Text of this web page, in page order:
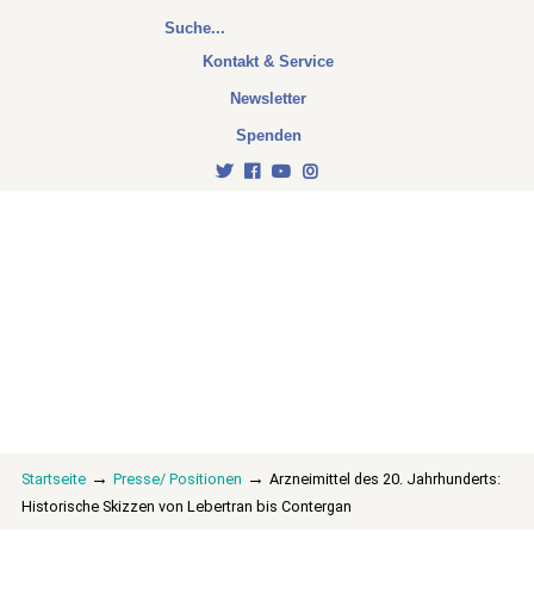
Kontakt & Service
Newsletter
Spenden
Startseite → Presse/ Positionen → Arzneimittel des 20. Jahrhunderts:
Historische Skizzen von Lebertran bis Contergan